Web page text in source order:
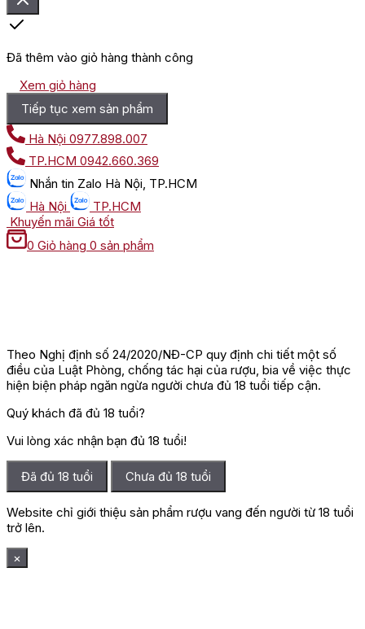
Đã thêm vào giỏ hàng thành công
Xem giỏ hàng
Tiếp tục xem sản phẩm
Hà Nội 0977.898.007
TP.HCM 0942.660.369
Nhắn tin Zalo Hà Nội, TP.HCM
Hà Nội
TP.HCM
Khuyến mãi Giá tốt
0 Giỏ hàng 0 sản phẩm
Theo Nghị định số 24/2020/NĐ-CP quy định chi tiết một số
điều của Luật Phòng, chống tác hại của rượu, bia về việc thực
hiện biện pháp ngăn ngừa người chưa đủ 18 tuổi tiếp cận.
Quý khách đã đủ 18 tuổi?
Vui lòng xác nhận bạn đủ 18 tuổi!
Đã đủ 18 tuổi Chưa đủ 18 tuổi
Website chỉ giới thiệu sản phẩm rượu vang đến người từ 18 tuổi
trở lên.
×